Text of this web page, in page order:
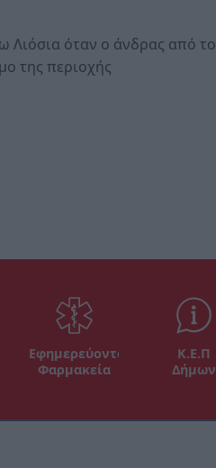
Λιόσια όταν ο άνδρας από
της περιοχής
Εφημερεύοντα
Φαρμακεία
Κ.Ε.Π
Δήμων